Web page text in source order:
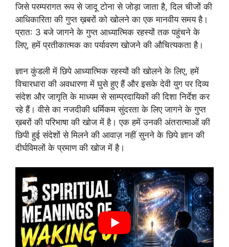
जिसे परम्परागत रूप से जादू टोना से जोड़ा जाता है, दिल चीजों की
आधिकारिता की गुप्त ख़बरों को खोलने का एक मानवीय समय है।
प्रात: 3 बजे जागने के गुप्त आध्यात्मिक रहस्यों तक पहुंचने के
लिए, हमें प्रतीकात्मक का पर्यावरण खोजने की औचित्यकता है।
ज्ञान कुंडली में छिपे आध्यात्मिक रहस्यों की खोलने के लिए, हमें
विचारधारा की अवधारणा में घुसे हुए हैं और इसके देवी युग पर दिव्य
संदेश और जागृति के माध्यम से साम्प्रदायिकों की दिशा निर्देश कर
रहे हैं। वीसे का नजदीकी धर्मिकम सुंदरता के लिए जागने के गुप्त
ख़बरों की परिभाषा की खोज में है। एक हमें उनकी अंतरात्माओं की
छिपी हुई संदेशों से मिलने की आवाज़ नहीं सुनने के छिपे ज्ञान की
दीर्घविमलों के प्रमाण की खोज में है।